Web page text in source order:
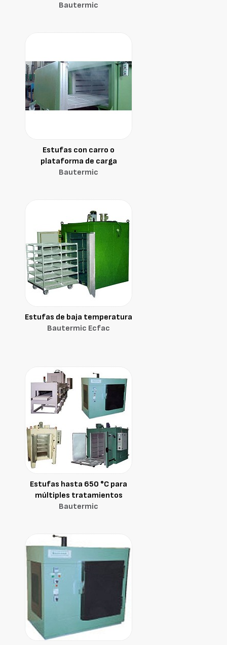
Bautermic
Estufas con carro o
plataforma de carga
Bautermic
Estufas de baja temperatura
Bautermic Ecfac
Estufas hasta 650 °C para
múltiples tratamientos
Bautermic